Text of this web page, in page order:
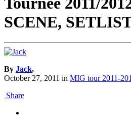
SCENE,
By Jack,
October 27, 2011 in MIG tour 2011-
Share